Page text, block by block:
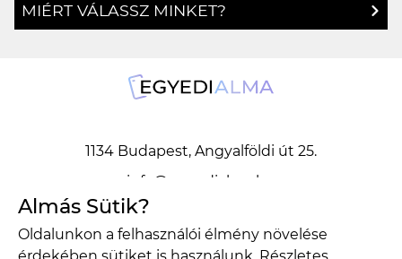
MIÉRT VÁLASSZ MINKET?
1134 Budapest, Angyalföldi út 25.
info@egyedialma.hu
1134 Budapest, Angyalföldi út 25.
Almás Sütik?
Oldalunkon a felhasználói élmény növelése